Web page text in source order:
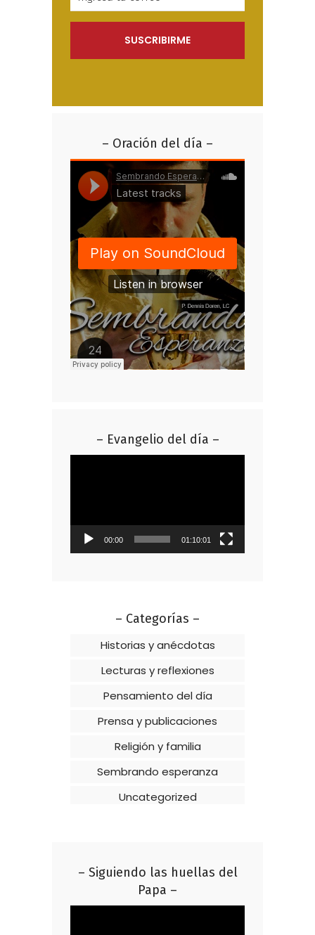
– Oración del día –
– Evangelio del día –
00:00 01:10:01
– Categorías –
Historias y anécdotas
Lecturas y reflexiones
Pensamiento del día
Prensa y publicaciones
Religión y familia
Sembrando esperanza
Uncategorized
– Siguiendo las huellas del
Papa –